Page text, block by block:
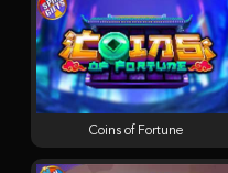
Coins of Fortune